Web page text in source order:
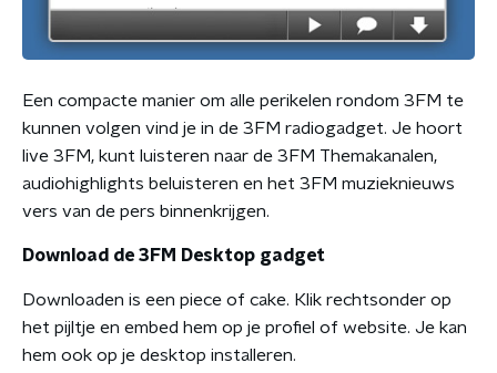
Een compacte manier om alle perikelen rondom 3FM te
kunnen volgen vind je in de 3FM radiogadget. Je hoort
live 3FM, kunt luisteren naar de 3FM Themakanalen,
audiohighlights beluisteren en het 3FM muzieknieuws
vers van de pers binnenkrijgen.
Download de 3FM Desktop gadget
Downloaden is een piece of cake. Klik rechtsonder op
het pijltje en embed hem op je profiel of website. Je kan
hem ook op je desktop installeren.